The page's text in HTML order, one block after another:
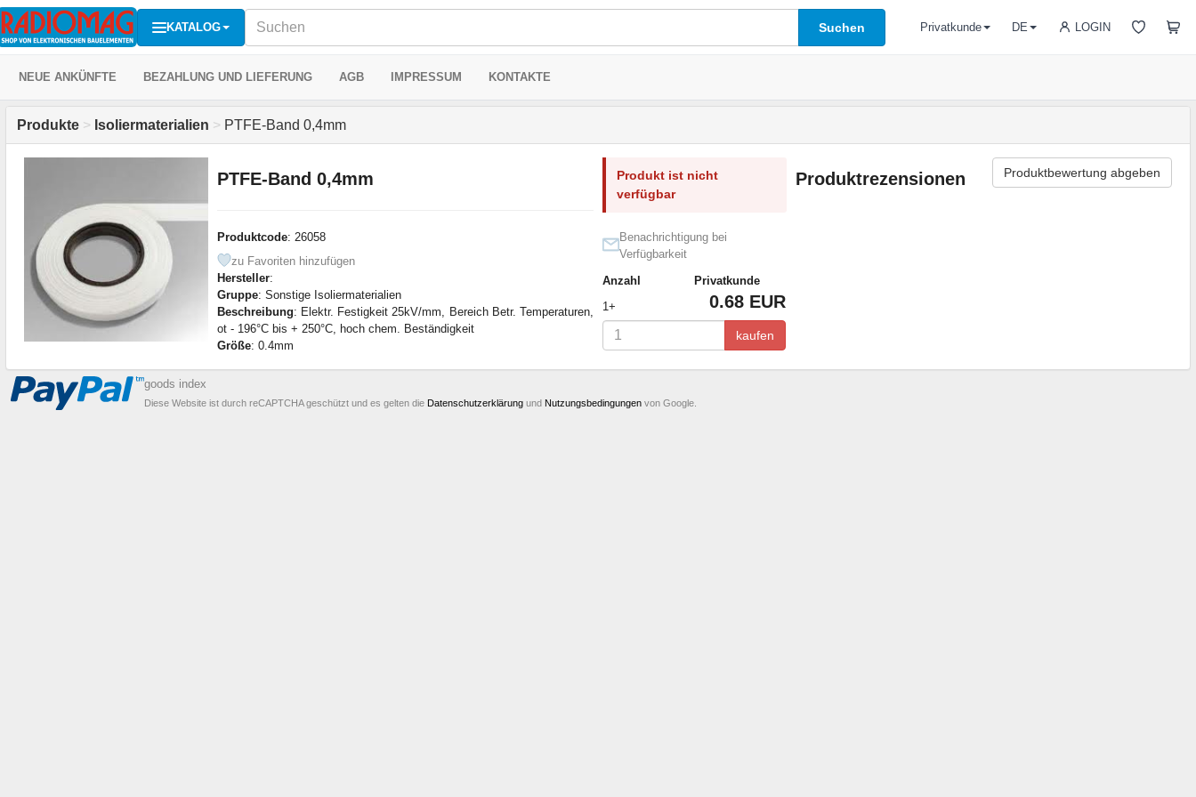
KATALOG Suchen LOGIN
Privatkunde DE
NEUE ANKÜNFTE BEZAHLUNG UND LIEFERUNG AGB IMPRESSUM KONTAKTE
Produkte > Isoliermaterialien > PTFE-Band 0,4mm
PTFE-Band 0,4mm
Produktcode: 26058
zu Favoriten hinzufügen
Hersteller:
Gruppe: Sonstige Isoliermaterialien
Beschreibung: Elektr. Festigkeit 25kV/mm, Bereich Betr. Temperaturen,
ot - 196°C bis + 250°C, hoch chem. Beständigkeit
Größe: 0.4mm
Produkt ist nicht
verfügbar
Benachrichtigung bei
Verfügbarkeit
Anzahl
Privatkunde
1+
0.68 EUR
kaufen
Produktrezensionen Produktbewertung abgeben
goods index
Diese Website ist durch reCAPTCHA geschützt und es gelten die Datenschutzerklärung und Nutzungsbedingungen von Google.